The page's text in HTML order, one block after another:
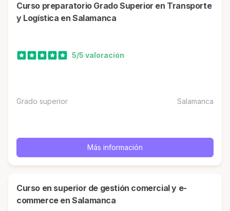
Curso preparatorio Grado Superior en Transporte
y Logística en Salamanca
5/5 valoración
Grado superior Salamanca
Más información
curso en superior de gestión comercial y e-
commerce en Salamanca